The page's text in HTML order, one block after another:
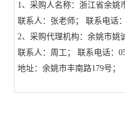
1、采购人名称： 浙江省余姚
联系人：张老师； 联系电话：
2、采购代理机构：余姚市姚
联系人：周工； 联系电话：
地址：余姚市丰南路179号；